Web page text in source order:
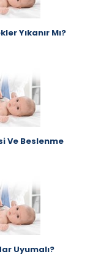
Yıkanır Mı?
Ve Beslenme
Uyumalı?